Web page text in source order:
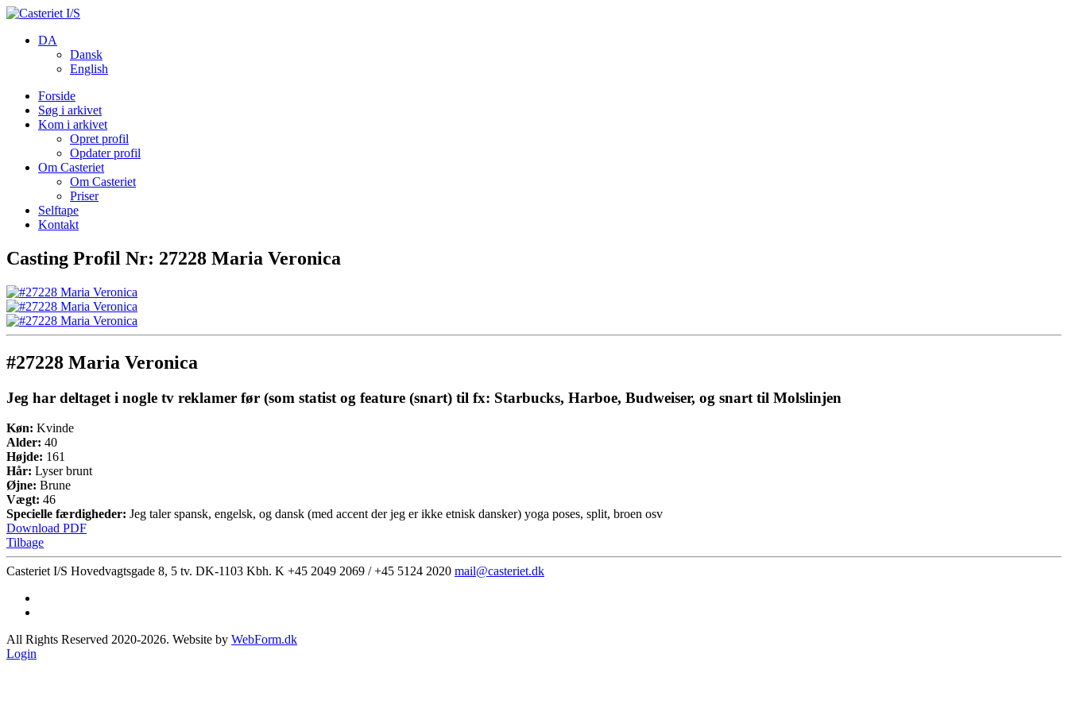
DA
Dansk
English
Forside
Søg i arkivet
Kom i arkivet
Opret profil
Opdater profil
Om Casteriet
Om Casteriet
Priser
Selftape
Kontakt
Casting Profil Nr: 27228 Maria Veronica
#27228 Maria Veronica
Jeg har deltaget i nogle tv reklamer før (som statist og feature (snart) til fx: Starbucks, Harboe, Budweiser, og snart til Molslinjen
Køn: Kvinde
Alder: 40
Højde: 161
Hår: Lyser brunt
Øjne: Brune
Vægt: 46
Specielle færdigheder: Jeg taler spansk, engelsk, og dansk (med accent der jeg er ikke etnisk dansker) yoga poses, split, broen osv
Download PDF
Tilbage
Casteriet I/S Hovedvagtsgade 8, 5 tv. DK-1103 Kbh. K +45 2049 2069 / +45 5124 2020 mail@casteriet.dk
All Rights Reserved 2020-2026. Website by WebForm.dk
Login